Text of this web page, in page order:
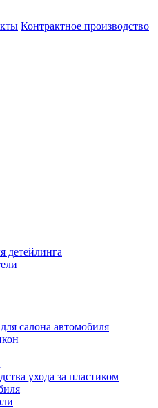
Контрактное производство
детейлинга
салона автомобиля
ухода за пластиком